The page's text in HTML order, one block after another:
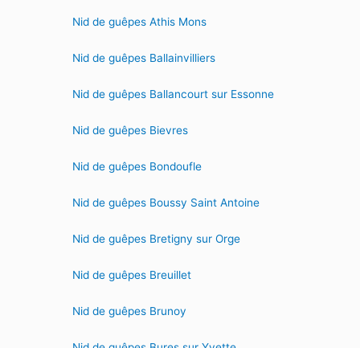
Nid de guêpes Athis Mons
Nid de guêpes Ballainvilliers
Nid de guêpes Ballancourt sur Essonne
Nid de guêpes Bievres
Nid de guêpes Bondoufle
Nid de guêpes Boussy Saint Antoine
Nid de guêpes Bretigny sur Orge
Nid de guêpes Breuillet
Nid de guêpes Brunoy